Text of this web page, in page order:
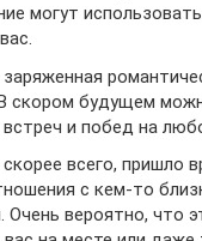
могут
заряженная
скором будущем
и побед на
скорее всего, пришло
с кем-то
Очень вероятно, что